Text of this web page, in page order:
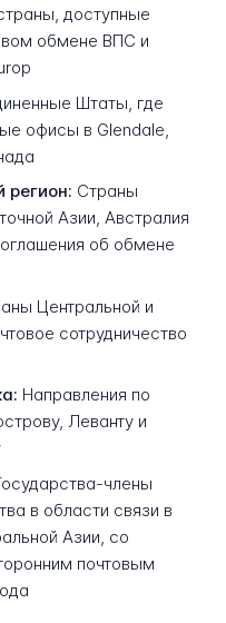
доступные
обмене ВПС и
Штаты, где
офисы в Glendale,
регион: Страны
Азии, Австралия
об обмене
Центральной и
сотрудничество
Направления по
Леванту и
члены
в области связи в
Азии, со
почтовым